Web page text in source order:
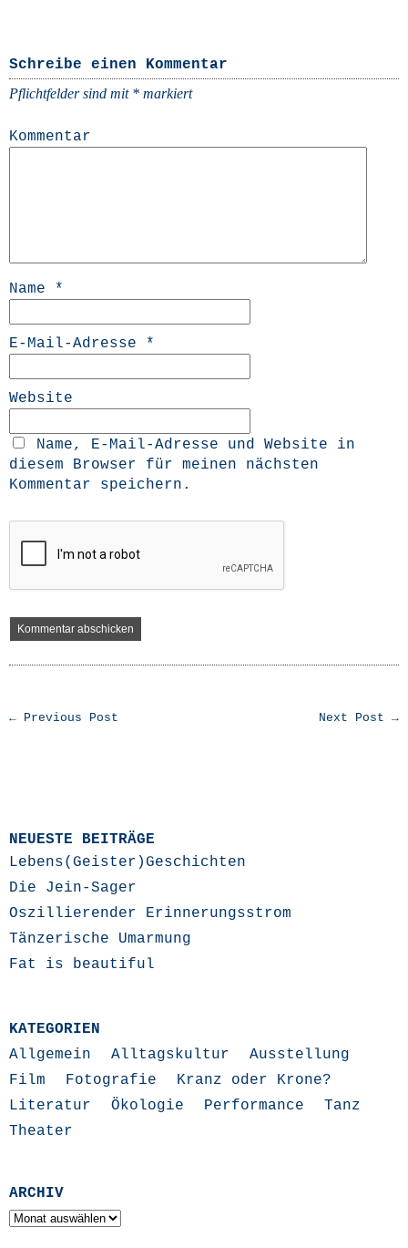
Schreibe einen Kommentar
Pflichtfelder sind mit * markiert
Kommentar
Name *
E-Mail-Adresse *
Website
Name, E-Mail-Adresse und Website in
diesem Browser für meinen nächsten
Kommentar speichern.
← Previous Post Next Post →
NEUESTE BEITRÄGE
Lebens(Geister)Geschichten
Die Jein-Sager
Oszillierender Erinnerungsstrom
Tänzerische Umarmung
Fat is beautiful
KATEGORIEN
Allgemein
Alltagskultur
Ausstellung
Film
Fotografie
Kranz oder Krone?
Literatur
Ökologie Performance
Tanz
Theater
ARCHIV
Archiv